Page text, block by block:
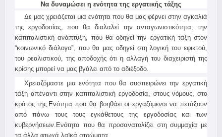
Να δυναμώσει η ενότητα της εργατικής τάξης
Δε μας χρειάζεται μια ενότητα που θα μας φέρνει στην αγκαλιά
της εργοδοσίας, που θα διαλαλεί την ανταγωνιστικότητα, την
καπιταλιστική ανάπτυξη, που θα οδηγεί την εργατική τάξη στον
“κοινωνικό διάλογο”, που θα μας οδηγεί στη λογική του εφικτού,
του ρεαλιστικού, της αποδοχής ότι η αλλαγή του διαχειριστή της
κρίσης μπορεί να μας βγάλει από το αδιέξοδο.
Χρειαζόμαστε μια ενότητα που θα συσπειρώνει την εργατική
τάξη απέναντι στην καπιταλιστική εργοδοσία, στους νόμους, στο
κράτος της.Ενότητα που θα βοηθάει οι εργαζόμενοι να πετάξουν
από πάνω τους τους εγκάθετους της εργοδοσίας και των
κυβερνήσεων.Ενότητα που θα προσανατολίζει στη συμμαχία με
τα άλλα φτωχά λαϊκά στρώματα.